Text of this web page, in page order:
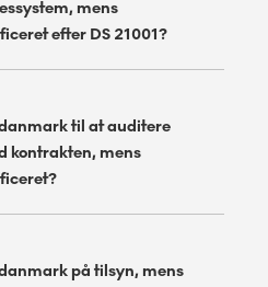
mens
efter DS 21001?
til at auditere
kontrakten, mens
på tilsyn, mens